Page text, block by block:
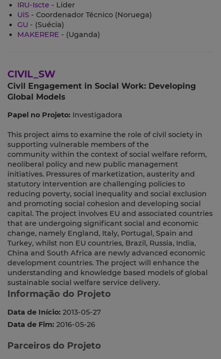
IRU-Iscte - Líder
UiS - Coordenador Técnico (Noruega)
GU - (Suécia)
MAKERERE - (Uganda)
CIVIL_SW
Civil Engagement in Social Work: Developing
Global Models
Papel no Projeto: Investigadora
This project aims to examine the role of civil society in
supporting vulnerable members of the
community within the context of social welfare reform,
neoliberal policy and new public management
initiatives. Pressures of marketization, austerity and
statutory intervention are challenging policies to
reducing poverty, social inequality and social exclusion
and promoting social cohesion and developing social
capital. The project involves EU and associated countries
that are undergoing significant social and economic
change, namely England, Italy, Portugal, Spain and
Turkey, whilst non EU countries, Brazil, Russia, India,
China and South Africa are newly advanced economic
development countries. The project will enhance the
understanding and knowledge based models of global
sustainable social welfare service delivery.
Informação do Projeto
Data de Início: 2013-05-27
Data de Fim: 2016-05-26
Parceiros do Projeto